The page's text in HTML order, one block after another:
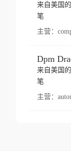
来自美国
笔
主营：
来自美国
笔
主营：